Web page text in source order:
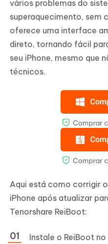
vários problemas do
superaquecimento, sem
oferece uma interface
direto, tornando fácil
seu iPhone, mesmo que
técnicos.
Aqui está como corrigir
iPhone após atualizar
Tenorshare ReiBoot:
Instale o ReiBoot